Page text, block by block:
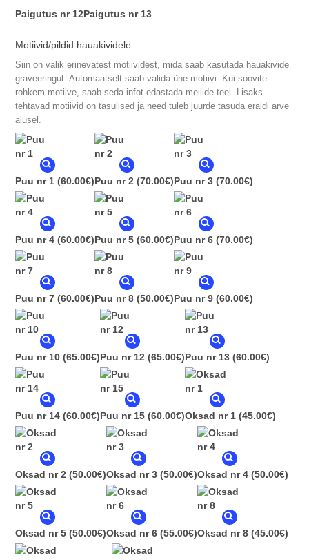
Paigutus nr 12Paigutus nr 13
Motiivid/pildid hauakividele
Siin on valik erinevatest motiividest, mida saab kasutada hauakivide
graveeringul. Automaatselt saab valida ühe motiivi. Kui soovite
rohkem motiive, saab seda infot edastada meilide teel. Lisaks
tehtavad motiivid on tasulised ja need tuleb juurde tasuda eraldi arve
alusel.
Puu nr 1 (60.00€)Puu nr 2 (70.00€)Puu nr 3 (70.00€)
Puu nr 4 (60.00€)Puu nr 5 (60.00€)Puu nr 6 (70.00€)
Puu nr 7 (60.00€)Puu nr 8 (50.00€)Puu nr 9 (60.00€)
Puu nr 10 (65.00€)Puu nr 12 (65.00€)Puu nr 13 (60.00€)
Puu nr 14 (60.00€)Puu nr 15 (60.00€)Oksad nr 1 (45.00€)
Oksad nr 2 (50.00€)Oksad nr 3 (50.00€)Oksad nr 4 (50.00€)
Oksad nr 5 (50.00€)Oksad nr 6 (55.00€)Oksad nr 8 (45.00€)